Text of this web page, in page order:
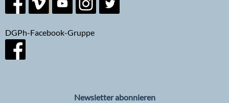
DGPh-Facebook-Gruppe
Newsletter abonnieren